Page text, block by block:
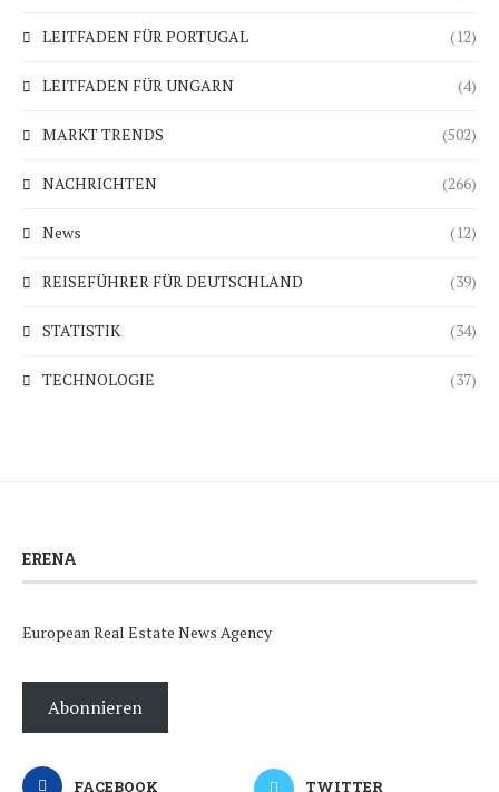
LEITFADEN FÜR PORTUGAL (12)
LEITFADEN FÜR UNGARN (4)
MARKT TRENDS (502)
NACHRICHTEN (266)
News (12)
REISEFÜHRER FÜR DEUTSCHLAND (39)
STATISTIK (34)
TECHNOLOGIE (37)
ERENA
European Real Estate News Agency
Abonnieren
FACEBOOK TWITTER